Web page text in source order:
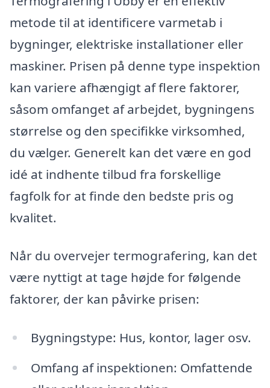
metode til at identificere varmetab i
bygninger, elektriske installationer eller
maskiner. Prisen på denne type inspektion
kan variere afhængigt af flere faktorer,
såsom omfanget af arbejdet, bygningens
størrelse og den specifikke virksomhed,
du vælger. Generelt kan det være en god
idé at indhente tilbud fra forskellige
fagfolk for at finde den bedste pris og
kvalitet.
Når du overvejer termografering, kan det
være nyttigt at tage højde for følgende
faktorer, der kan påvirke prisen:
Bygningstype: Hus, kontor, lager osv.
Omfang af inspektionen: Omfattende